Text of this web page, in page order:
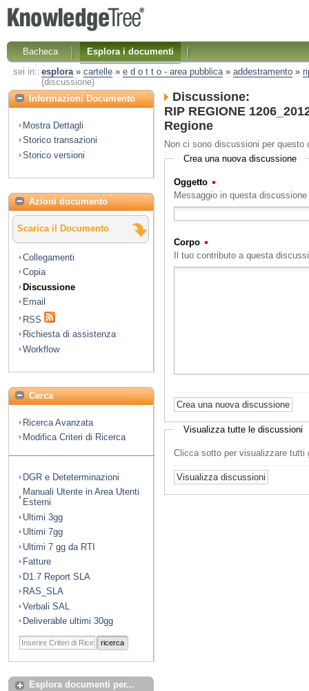
Bacheca
Esplora i documenti
sei in:: esplora» cartelle» e d o t t o - area pubblica» addestramento»
(discussione)
Informazioni Documento
Mostra Dettagli
Storico transazioni
Storico versioni
Azioni documento
Scarica il Documento
Collegamenti
Copia
Discussione
Email
RSS
Richiesta di assistenza
Workflow
Cerca
Ricerca Avanzata
Modifica Criteri di Ricerca
DGR e Deteterminazioni
Manuali Utente in Area Utenti
Esterni
Ultimi 3gg
Ultimi 7gg
Ultimi 7 gg da RTI
Fatture
D1.7 Report SLA
RAS_SLA
Verbali SAL
Deliverable ultimi 30gg
ricerca
Esplora documenti per...
Discussione:
RIP REGIONE
Regione
Non ci sono discussioni per questo
Crea una nuova discussione
Oggetto
Messaggio in questa discussione
Corpo
Il tuo contributo a questa
Visualizza tutte le discussioni
Clicca sotto per visualizzare tutti